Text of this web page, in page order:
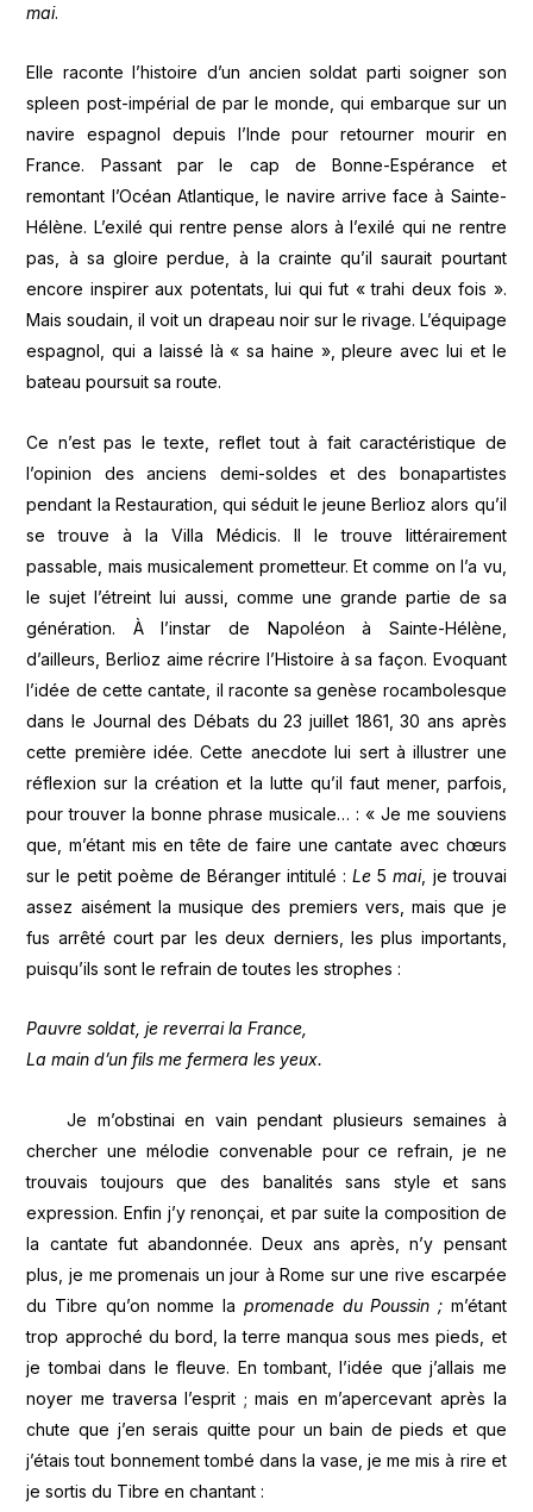
mai.
Elle raconte l’histoire d’un ancien soldat parti soigner son
spleen post-impérial de par le monde, qui embarque sur un
navire espagnol depuis l’Inde pour retourner mourir en
France. Passant par le cap de Bonne-Espérance et
remontant l’Océan Atlantique, le navire arrive face à Sainte-
Hélène. L’exilé qui rentre pense alors à l’exilé qui ne rentre
pas, à sa gloire perdue, à la crainte qu’il saurait pourtant
encore inspirer aux potentats, lui qui fut « trahi deux fois ».
Mais soudain, il voit un drapeau noir sur le rivage. L’équipage
espagnol, qui a laissé là « sa haine », pleure avec lui et le
bateau poursuit sa route.
Ce n’est pas le texte, reflet tout à fait caractéristique de
l’opinion des anciens demi-soldes et des bonapartistes
pendant la Restauration, qui séduit le jeune Berlioz alors qu’il
se trouve à la Villa Médicis. Il le trouve littérairement
passable, mais musicalement prometteur. Et comme on l’a vu,
le sujet l’étreint lui aussi, comme une grande partie de sa
génération. À l’instar de Napoléon à Sainte-Hélène,
d’ailleurs, Berlioz aime récrire l’Histoire à sa façon. Evoquant
l’idée de cette cantate, il raconte sa genèse rocambolesque
dans le Journal des Débats du 23 juillet 1861, 30 ans après
cette première idée. Cette anecdote lui sert à illustrer une
réflexion sur la création et la lutte qu’il faut mener, parfois,
pour trouver la bonne phrase musicale… : « Je me souviens
que, m’étant mis en tête de faire une cantate avec chœurs
sur le petit poème de Béranger intitulé :Le5 mai, je trouvai
assez aisément la musique des premiers vers, mais que je
fus arrêté court par les deux derniers, les plus importants,
puisqu’ils sont le refrain de toutes les strophes :
Pauvre soldat, je reverrai la France,
La main d’un fils me fermera les yeux.
Je m’obstinai en vain pendant plusieurs semaines à
chercher une mélodie convenable pour ce refrain, je ne
trouvais toujours que des banalités sans style et sans
expression. Enfin j’y renonçai, et par suite la composition de
la cantate fut abandonnée. Deux ans après, n’y pensant
plus, je me promenais un jour à Rome sur une rive escarpée
du Tibre qu’on nomme la promenade du Poussin ;m’étant
trop approché du bord, la terre manqua sous mes pieds, et
je tombai dans le fleuve. En tombant, l’idée que j’allais me
noyer me traversa l’esprit ; mais en m’apercevant après la
chute que j’en serais quitte pour un bain de pieds et que
j’étais tout bonnement tombé dans la vase, je me mis à rire et
je sortis du Tibre en chantant :